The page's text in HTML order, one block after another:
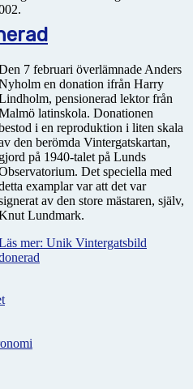
7 februari överlämnade Anders
en donation ifrån Harry
pensionerad lektor från
latinskola. Donationen
i en reproduktion i liten skala
den berömda Vintergatskartan,
gjord på 1940-talet på Lunds
Det speciella med
examplar var att det var
av den store mästaren, själv,
Lundmark.
mer: Unik Vintergatsbild